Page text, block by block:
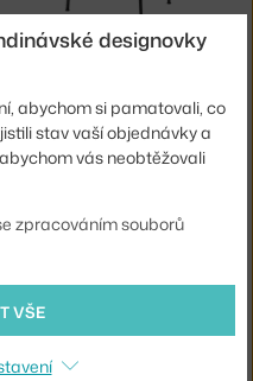
&TRADITION
4 - 6 týdnů,
designovky
abychom si pamatovali, co
stav vaší objednávky a
vás neobtěžovali
zpracováním souborů
VŠE